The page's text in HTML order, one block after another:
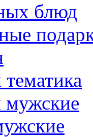
блюд
мужские